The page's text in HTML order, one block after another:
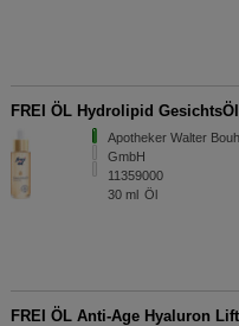
FREI ÖL Hydrolipid GesichtsÖl
Apotheker Walter
GmbH
11359000
30 ml Öl
FREI ÖL Anti-Age Hyaluron